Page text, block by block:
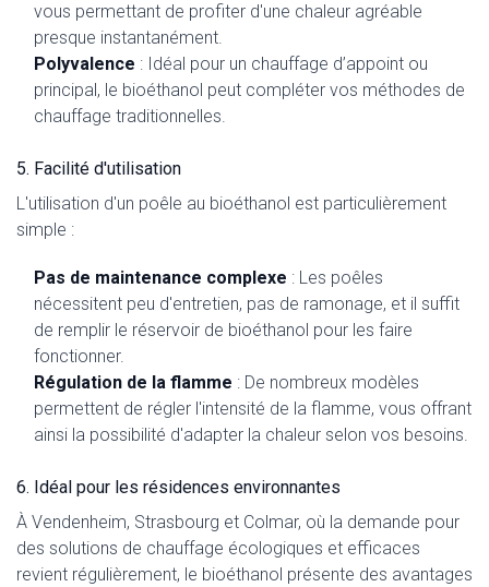
vous permettant de profiter d'une chaleur agréable
presque instantanément.
Polyvalence : Idéal pour un chauffage d’appoint ou
principal, le bioéthanol peut compléter vos méthodes de
chauffage traditionnelles.
5. Facilité d'utilisation
L'utilisation d'un poêle au bioéthanol est particulièrement
simple :
Pas de maintenance complexe : Les poêles
nécessitent peu d'entretien, pas de ramonage, et il suffit
de remplir le réservoir de bioéthanol pour les faire
fonctionner.
Régulation de la flamme : De nombreux modèles
permettent de régler l'intensité de la flamme, vous offrant
ainsi la possibilité d'adapter la chaleur selon vos besoins.
6. Idéal pour les résidences environnantes
À Vendenheim, Strasbourg et Colmar, où la demande pour
des solutions de chauffage écologiques et efficaces
revient régulièrement, le bioéthanol présente des avantages